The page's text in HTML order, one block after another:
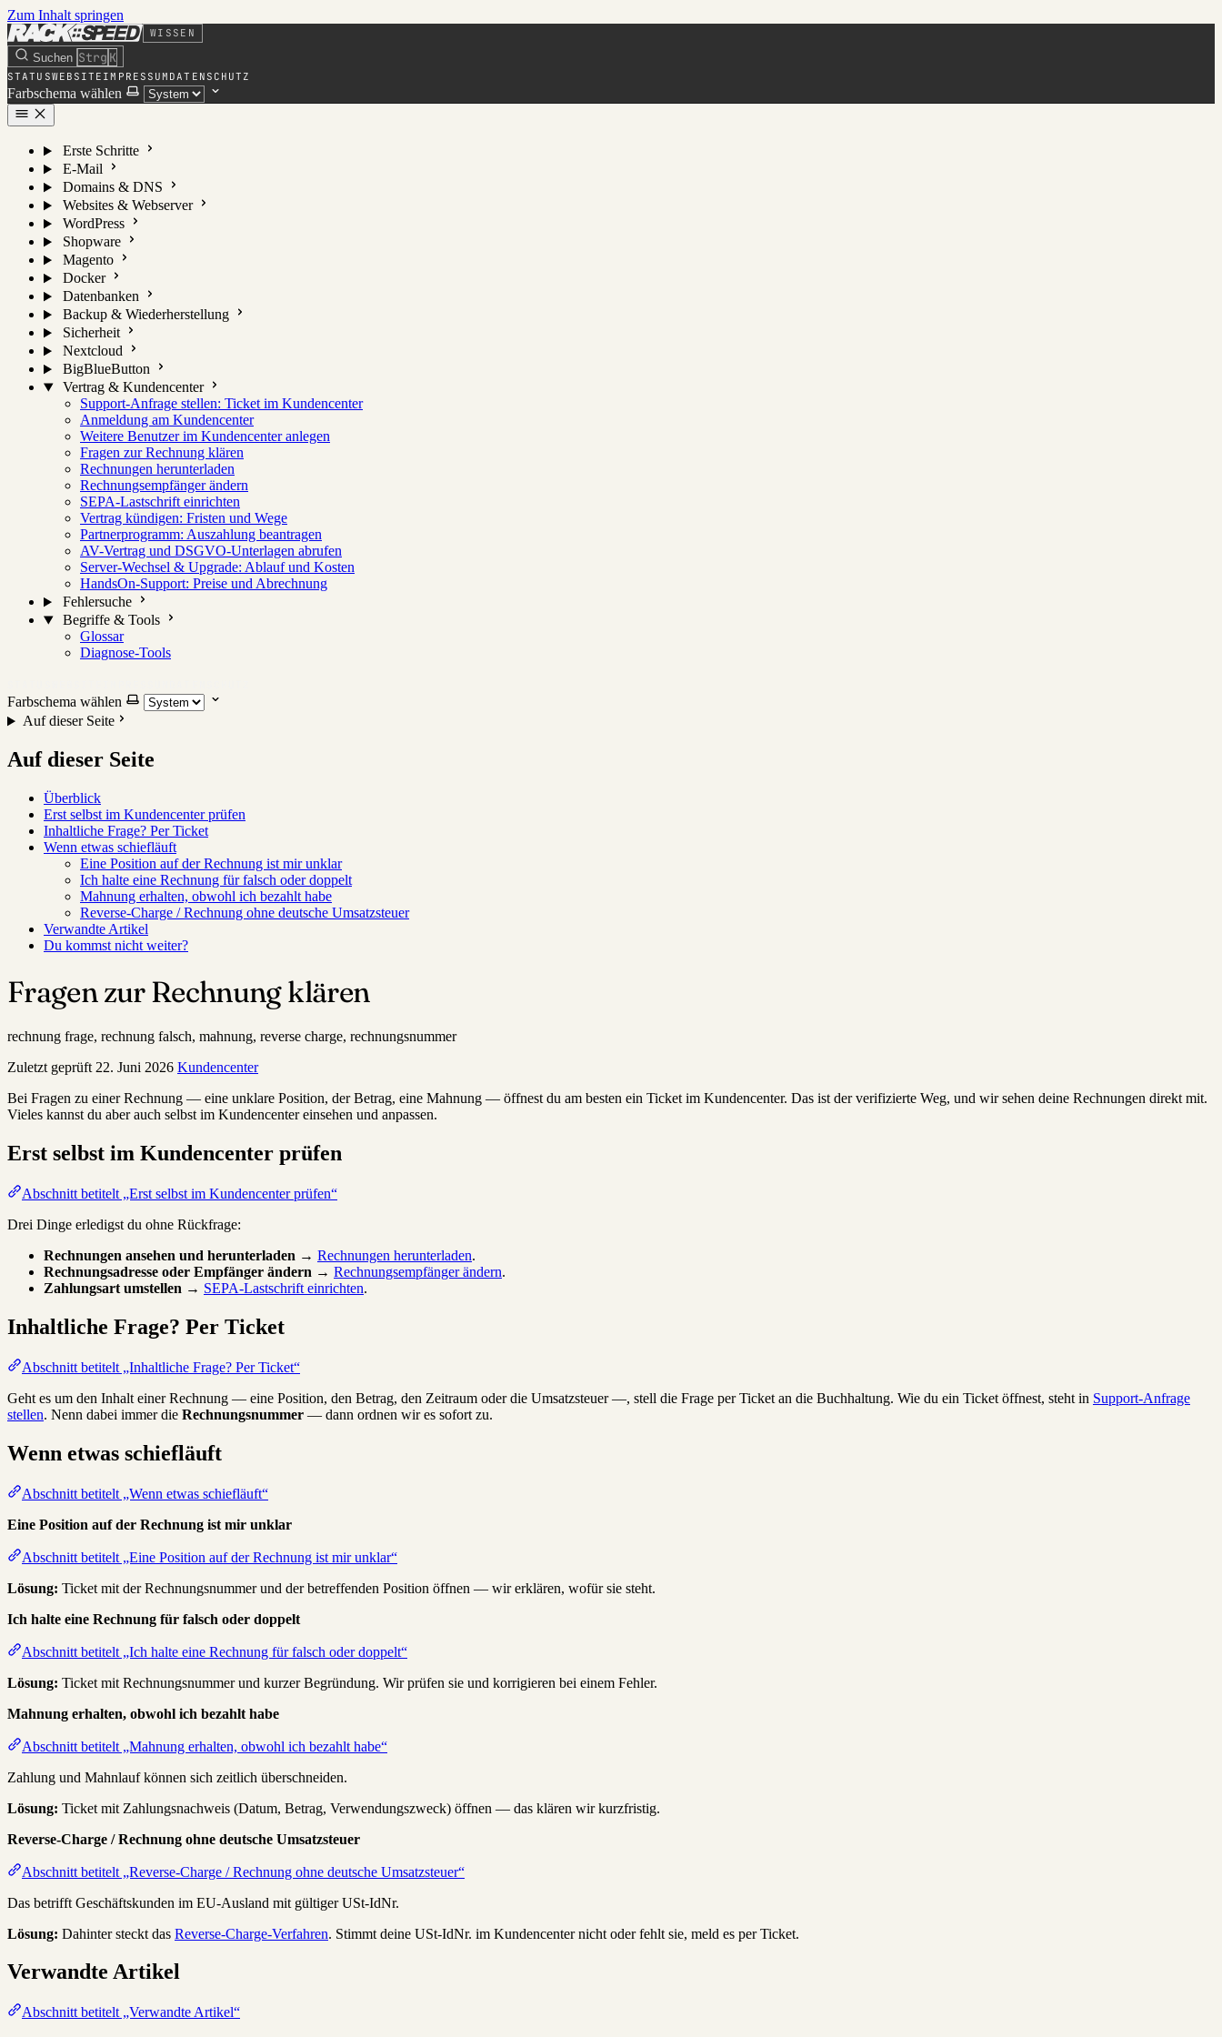
Zum Inhalt springen
WISSEN
Suchen Strg K
STATUSWEBSITE IMPRESSUM DATENSCHUTZ
Farbschema wählen
Erste Schritte
E-Mail
Domains & DNS
Websites & Webserver
WordPress
Shopware
Magento
Docker
Datenbanken
Backup & Wiederherstellung
Sicherheit
Nextcloud
BigBlueButton
Vertrag & Kundencenter
Support-Anfrage stellen: Ticket im Kundencenter
Anmeldung am Kundencenter
Weitere Benutzer im Kundencenter anlegen
Fragen zur Rechnung klären
Rechnungen herunterladen
Rechnungsempfänger ändern
SEPA-Lastschrift einrichten
Vertrag kündigen: Fristen und Wege
Partnerprogramm: Auszahlung beantragen
AV-Vertrag und DSGVO-Unterlagen abrufen
Server-Wechsel & Upgrade: Ablauf und Kosten
HandsOn-Support: Preise und Abrechnung
Fehlersuche
Begriffe & Tools
Glossar
Diagnose-Tools
Farbschema wählen
Auf dieser Seite
Auf dieser Seite
Überblick
Erst selbst im Kundencenter prüfen
Inhaltliche Frage? Per Ticket
Wenn etwas schiefläuft
Eine Position auf der Rechnung ist mir unklar
Ich halte eine Rechnung für falsch oder doppelt
Mahnung erhalten, obwohl ich bezahlt habe
Reverse-Charge / Rechnung ohne deutsche Umsatzsteuer
Verwandte Artikel
Du kommst nicht weiter?
Fragen zur Rechnung klären
rechnung frage, rechnung falsch, mahnung, reverse charge, rechnungsnummer
Zuletzt geprüft 22. Juni 2026 Kundencenter
Bei Fragen zu einer Rechnung — eine unklare Position, der Betrag, eine Mahnung — öffnest du am besten ein Ticket im Kundencenter. Das ist der verifizierte Weg, und wir sehen deine Rechnungen direkt mit.
Vieles kannst du aber auch selbst im Kundencenter einsehen und anpassen.
Erst selbst im Kundencenter prüfen
Abschnitt betitelt „Erst selbst im Kundencenter prüfen“
Drei Dinge erledigst du ohne Rückfrage:
Rechnungen ansehen und herunterladen → Rechnungen herunterladen.
Rechnungsadresse oder Empfänger ändern → Rechnungsempfänger ändern.
Zahlungsart umstellen → SEPA-Lastschrift einrichten.
Inhaltliche Frage? Per Ticket
Abschnitt betitelt „Inhaltliche Frage? Per Ticket“
Geht es um den Inhalt einer Rechnung — eine Position, den Betrag, den Zeitraum oder die Umsatzsteuer —, stell die Frage per Ticket an die Buchhaltung. Wie du ein Ticket öffnest, steht in Support-Anfrage
stellen. Nenn dabei immer die Rechnungsnummer — dann ordnen wir es sofort zu.
Wenn etwas schiefläuft
Abschnitt betitelt „Wenn etwas schiefläuft“
Eine Position auf der Rechnung ist mir unklar
Abschnitt betitelt „Eine Position auf der Rechnung ist mir unklar“
Lösung: Ticket mit der Rechnungsnummer und der betreffenden Position öffnen — wir erklären, wofür sie steht.
Ich halte eine Rechnung für falsch oder doppelt
Abschnitt betitelt „Ich halte eine Rechnung für falsch oder doppelt“
Lösung: Ticket mit Rechnungsnummer und kurzer Begründung. Wir prüfen sie und korrigieren bei einem Fehler.
Mahnung erhalten, obwohl ich bezahlt habe
Abschnitt betitelt „Mahnung erhalten, obwohl ich bezahlt habe“
Zahlung und Mahnlauf können sich zeitlich überschneiden.
Lösung: Ticket mit Zahlungsnachweis (Datum, Betrag, Verwendungszweck) öffnen — das klären wir kurzfristig.
Reverse-Charge / Rechnung ohne deutsche Umsatzsteuer
Abschnitt betitelt „Reverse-Charge / Rechnung ohne deutsche Umsatzsteuer“
Das betrifft Geschäftskunden im EU-Ausland mit gültiger USt-IdNr.
Lösung: Dahinter steckt das Reverse-Charge-Verfahren. Stimmt deine USt-IdNr. im Kundencenter nicht oder fehlt sie, meld es per Ticket.
Verwandte Artikel
Abschnitt betitelt „Verwandte Artikel“